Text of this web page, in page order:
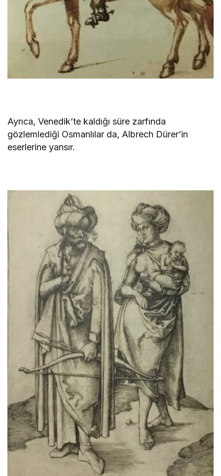
Ayrıca, Venedik’te kaldığı süre zarfında
gözlemlediği Osmanlılar da, Albrech Dürer’in
eserlerine yansır.